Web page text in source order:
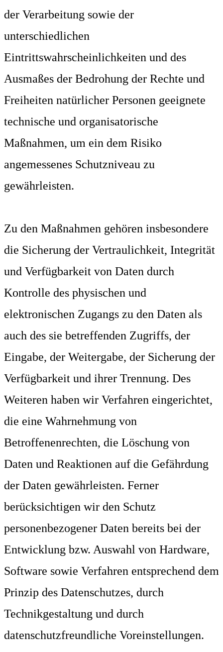
der Verarbeitung sowie der
unterschiedlichen
Eintrittswahrscheinlichkeiten und des
Ausmaßes der Bedrohung der Rechte und
Freiheiten natürlicher Personen geeignete
technische und organisatorische
Maßnahmen, um ein dem Risiko
angemessenes Schutzniveau zu
gewährleisten.
Zu den Maßnahmen gehören insbesondere
die Sicherung der Vertraulichkeit, Integrität
und Verfügbarkeit von Daten durch
Kontrolle des physischen und
elektronischen Zugangs zu den Daten als
auch des sie betreffenden Zugriffs, der
Eingabe, der Weitergabe, der Sicherung der
Verfügbarkeit und ihrer Trennung. Des
Weiteren haben wir Verfahren eingerichtet,
die eine Wahrnehmung von
Betroffenenrechten, die Löschung von
Daten und Reaktionen auf die Gefährdung
der Daten gewährleisten. Ferner
berücksichtigen wir den Schutz
personenbezogener Daten bereits bei der
Entwicklung bzw. Auswahl von Hardware,
Software sowie Verfahren entsprechend dem
Prinzip des Datenschutzes, durch
Technikgestaltung und durch
datenschutzfreundliche Voreinstellungen.